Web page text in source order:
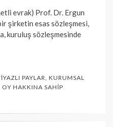
evrak) Prof. Dr. Ergun
şirketin esas sözleşmesi,
kuruluş sözleşmesinde
PAYLAR KURUMSAL
OY HAKKINA SAHIP